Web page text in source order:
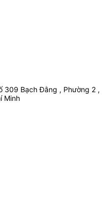
309 Bạch Đằng , Phường 2 ,
Minh